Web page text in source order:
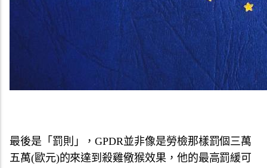
最後是「罰則」，GPDR並非像是勞檢那樣罰個三萬
五萬(歐元)的來達到殺雞儆猴效果，他的最高罰緩可